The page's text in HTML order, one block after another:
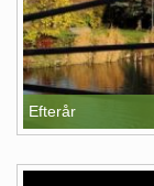
Efterår